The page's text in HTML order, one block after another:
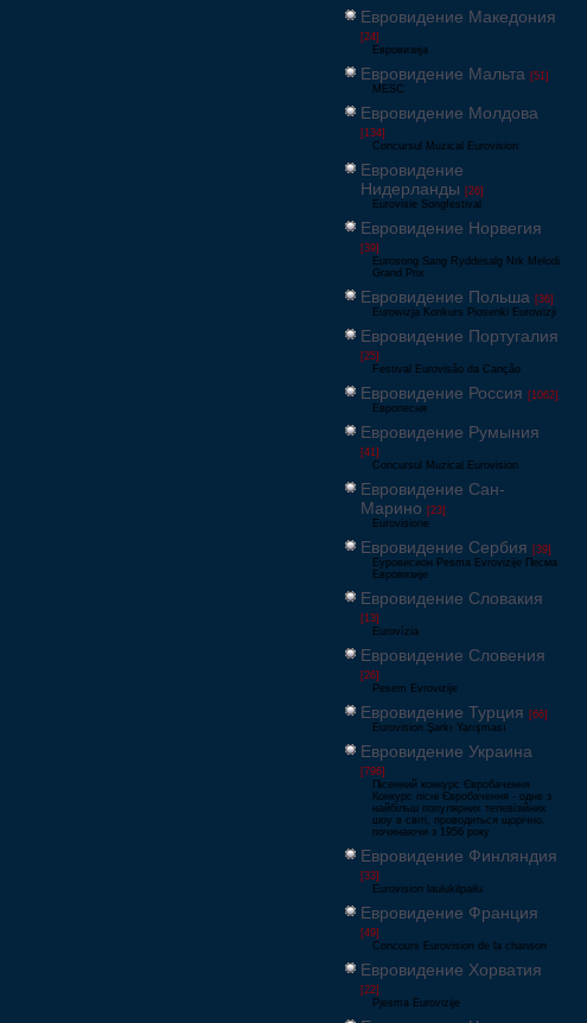
Евровидение Македония
[24]
Евровизија
Евровидение Мальта [51]
MESC
Евровидение Молдова
[134]
Concursul Muzical Eurovision
Евровидение
Нидерланды [26]
Eurovisie Songfestival
Евровидение Норвегия
[39]
Eurosong Sang Ryddesalg Nrk Melodi
Grand Prix
Евровидение Польша [36]
Eurowizja Konkurs Piosenki Eurowizji
Евровидение Португалия
[25]
Festival Eurovisão da Canção
Евровидение Россия [1062]
Европесня
Евровидение Румыния
[41]
Concursul Muzical Eurovision
Евровидение Сан-
Марино [23]
Eurovisione
Евровидение Сербия [39]
Еуровисион Pesma Evrovizije Песма
Евровизије
Евровидение Словакия
[13]
Eurovízia
Евровидение Словения
[26]
Pesem Evrovizije
Евровидение Турция [66]
Eurovision Şarkı Yarışması
Евровидение Украина
[796]
Пісенний конкурс Євробачення
Конкурс пісні Євробачення - одне з
найбільш популярних телевізійних
шоу в світі, проводиться щорічно,
починаючи з 1956 року
Евровидение Финляндия
[33]
Eurovision laulukilpailu
Евровидение Франция
[49]
Concours Eurovision de la chanson
Евровидение Хорватия
[22]
Pjesma Eurovizije